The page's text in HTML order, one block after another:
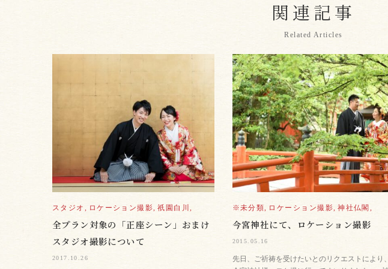
関連記事
Related Articles
スタジオ, ロケーション撮影, 祇園白川,
全プラン対象の「正座シーン」おまけ
スタジオ撮影について
2017.10.26
※未分類, ロケーション撮影, 神社仏閣,
今宮神社にて、ロケーション撮影
2015.05.16
先日、ご祈祷を受けたいとのリクエストにより、